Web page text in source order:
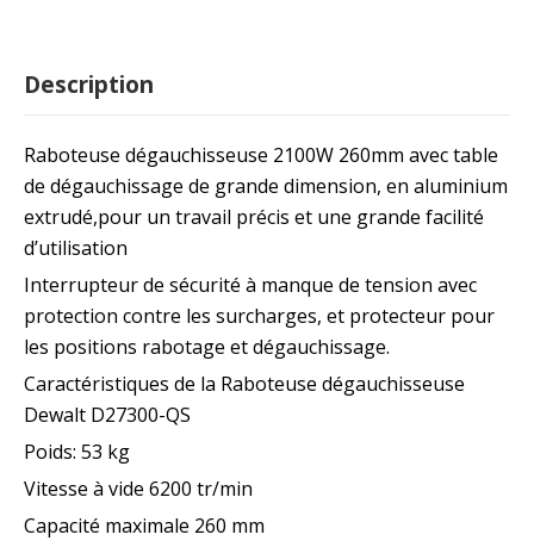
Description
Raboteuse dégauchisseuse 2100W 260mm avec table
de dégauchissage de grande dimension, en aluminium
extrudé,pour un travail précis et une grande facilité
d’utilisation
Interrupteur de sécurité à manque de tension avec
protection contre les surcharges, et protecteur pour
les positions rabotage et dégauchissage.
Caractéristiques de la Raboteuse dégauchisseuse
Dewalt D27300-QS
Poids: 53 kg
Vitesse à vide 6200 tr/min
Capacité maximale 260 mm